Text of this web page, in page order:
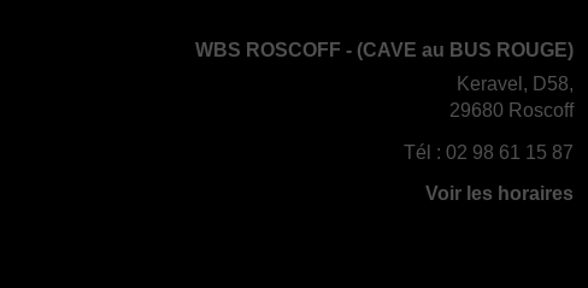
WBS ROSCOFF - (CAVE au BUS ROUGE)
Keravel, D58,
29680 Roscoff
Tél : 02 98 61 15 87
Voir les horaires